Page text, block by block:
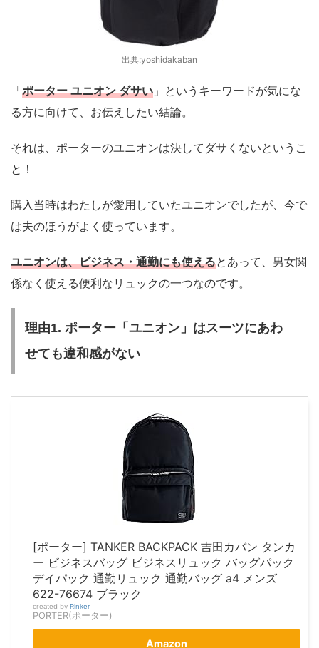
出典:yoshidakaban
「ポーター ユニオン ダサい 」というキーワードが気にな
る方に向けて、お伝えしたい結論。
それは、 ポーターのユニオンは決してダサくないというこ
と！
購入当時はわたしが愛用していたユニオンでしたが、今で
は夫のほうがよく使っています。
ユニオンは、ビジネス・通勤にも使えるとあって、男女関
係なく使える便利なリュックの一つなのです。
理由1. ポーター「ユニオン」はスーツにあわ
せても違和感がない
[ポーター] TANKER BACKPACK 吉田カバン タンカ
ー ビジネスバッグ ビジネスリュック バッグパック
デイパック 通勤リュック 通勤バッグ a4 メンズ
622-76674 ブラック
created by Rinker
PORTER(ポーター)
Amazon